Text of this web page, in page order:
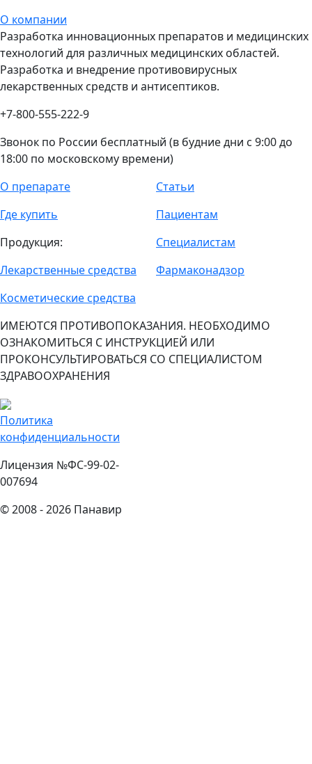
О компании
Разработка инновационных препаратов и медицинских
технологий для различных медицинских областей.
Разработка и внедрение противовирусных
лекарственных средств и антисептиков.
+7-800-555-222-9
Звонок по России бесплатный (в будние дни с 9:00 до
18:00 по московскому времени)
О препарате
Где купить
Продукция:
Лекарственные средства
Косметические средства
Статьи
Пациентам
Специалистам
Фармаконадзор
ИМЕЮТСЯ ПРОТИВОПОКАЗАНИЯ. НЕОБХОДИМО
ОЗНАКОМИТЬСЯ С ИНСТРУКЦИЕЙ ИЛИ
ПРОКОНСУЛЬТИРОВАТЬСЯ СО СПЕЦИАЛИСТОМ
ЗДРАВООХРАНЕНИЯ
Политика
конфиденциальности
Лицензия №ФС-99-02-
007694
© 2008 - 2026 Панавир